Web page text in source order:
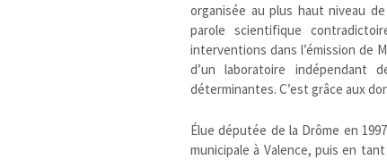
organisée au plus haut niveau
parole scientifique
interventions dans l’émission de
d’un laboratoire
déterminantes. C’est grâce aux
Élue députée de la Drôme en
municipale à Valence, puis en